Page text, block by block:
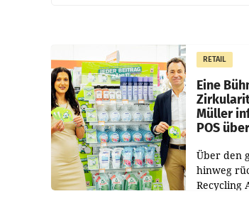
RETAIL
Eine
Müller
POS über
Über den
hinweg
Recycling